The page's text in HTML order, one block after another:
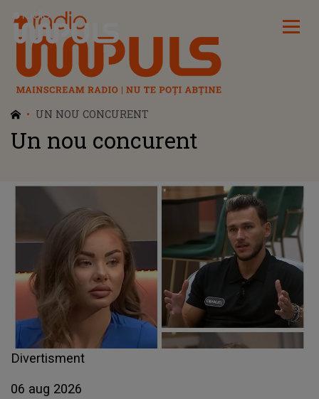
Radio Impuls
UN NOU CONCURENT
Un nou concurent
Divertisment
06 aug 2026